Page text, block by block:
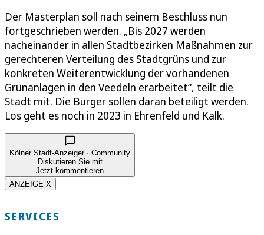
Der Masterplan soll nach seinem Beschluss nun
fortgeschrieben werden. „Bis 2027 werden
nacheinander in allen Stadtbezirken Maßnahmen zur
gerechteren Verteilung des Stadtgrüns und zur
konkreten Weiterentwicklung der vorhandenen
Grünanlagen in den Veedeln erarbeitet“, teilt die
Stadt mit. Die Bürger sollen daran beteiligt werden.
Los geht es noch in 2023 in Ehrenfeld und Kalk.
Kölner Stadt-Anzeiger · Community
Diskutieren Sie mit
Jetzt kommentieren
ANZEIGE X
SERVICES